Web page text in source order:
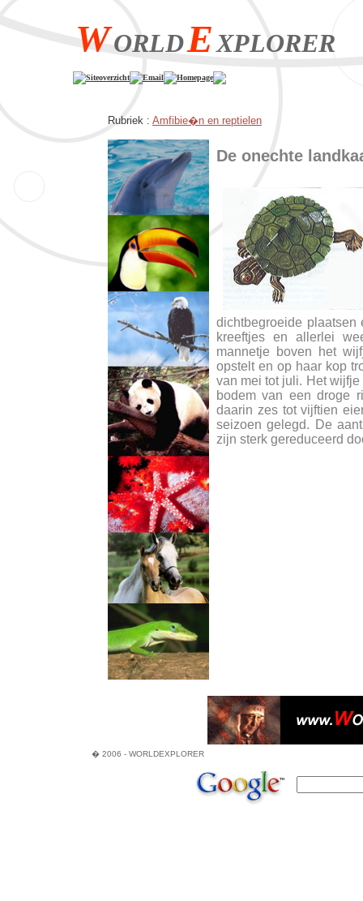
WORLDEXPLORER
Siteoverzicht Email Homepage
Rubriek : Amfibie�n en reptielen
De onechte
dichtbegroeide
kreeftjes en allerlei
mannetje boven het
opstelt en op haar kop
van mei tot juli. Het
bodem van een droge
daarin zes tot vijftien
seizoen gelegd. De
zijn sterk gereduceerd
� 2006 - WORLDEXPLORER